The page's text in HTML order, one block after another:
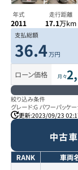
年式
2011
走行距離
17.1万km
支払総額
36.4 万円
ローン価格 月々
絞り込み条件
グレード:G パワーパッケ
更新:2023/09/23
中古
RANK 車両